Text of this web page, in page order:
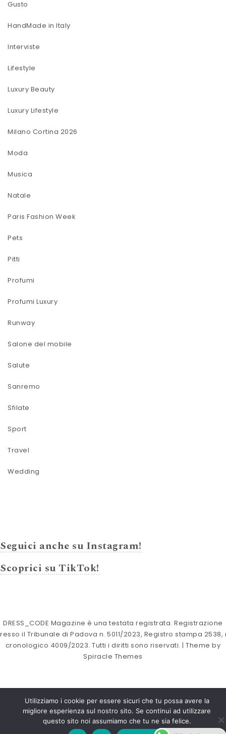
Gusto
HandMade in Italy
Interviste
Lifestyle
Luxury Beauty
Luxury Lifestyle
Milano Cortina 2026
Moda
Musica
Natale
Paris Fashion Week
Pets
Pitti
Profumi
Profumi Luxury
Runway
Salone del mobile
Salute
Sanremo
Sfilate
Sport
Travel
Wedding
Seguici anche su Instagram!
Scoprici su TikTok!
DRESS_CODE Magazine è una testata registrata. Registrazione
il Tribunale di Padova n. 5011/2023, Registro stampa 2538,
cronologico 4009/2023. Tutti i diritti sono riservati. | Theme by
Spiracle Themes
Utilizziamo i cookie per essere sicuri che tu possa avere la
migliore esperienza sul nostro sito. Se continui ad utilizzare
questo sito noi assumiamo che tu ne sia felice.